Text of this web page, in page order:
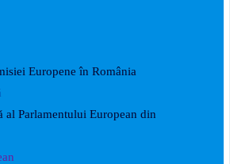
Europene în România
al Parlamentului European din